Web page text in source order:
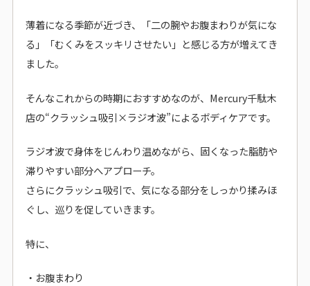
薄着になる季節が近づき、「二の腕やお腹まわりが気にな
る」「むくみをスッキリさせたい」と感じる方が増えてき
ました。
そんなこれからの時期におすすめなのが、Mercury千駄木
店の“クラッシュ吸引×ラジオ波”によるボディケアです。
ラジオ波で身体をじんわり温めながら、固くなった脂肪や
滞りやすい部分へアプローチ。
さらにクラッシュ吸引で、気になる部分をしっかり揉みほ
ぐし、巡りを促していきます。
特に、
・お腹まわり